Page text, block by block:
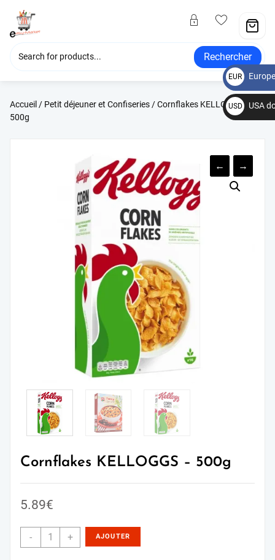
Rechercher
Accueil / Petit déjeuner et Confiseries/ Cornflakes KELLOGGS –
500g
← →
Cornflakes KELLOGGS – 500g
5.89€
- + AJOUTER
EUR
€
USD
$
USA